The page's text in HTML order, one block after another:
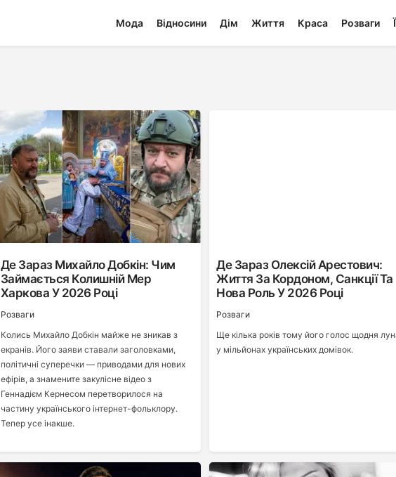
Мода Відносини Дім Життя Краса Розваги
Де Зараз Михайло Добкін: Чим
Займається Колишній Мер
Харкова У 2026 Році
Розваги
Колись Михайло Добкін майже не зникав з
екранів. Його заяви ставали заголовками,
політичні суперечки — приводами для нових
ефірів, а знамените закулісне відео з
Геннадієм Кернесом перетворилося на
частину українського інтернет-фольклору.
Тепер усе інакше.
Де Зараз Олексій Арестович:
Життя За Кордоном, Санкції Та
Нова Роль У 2026 Році
Розваги
Ще кілька років тому його голос щодня
у мільйонах українських домівок.